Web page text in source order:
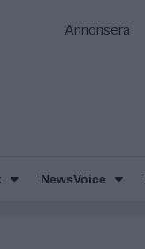
Annonsera
NewsVoice